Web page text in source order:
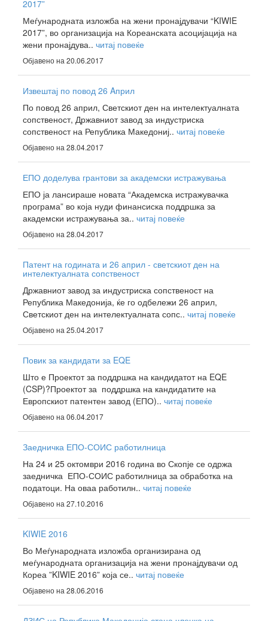
2017”
Меѓународната изложба на жени пронајдувачи “KIWIE
2017”, во организација на Кореанската асоцијација на
жени пронајдува.. читај повеќе
Објавено на 20.06.2017
Извештај по повод 26 Aприл
По повод 26 април, Светскиот ден на интелектуалната
сопственост, Државниот завод за индустриска
сопственост на Република Македониј.. читај повеќе
Објавено на 28.04.2017
ЕПО доделува грантови за академски истражувања
ЕПО ја лансираше новата “Академска истражувачка
програма” во која нуди финансиска поддршка за
академски истражувања за.. читај повеќе
Објавено на 28.04.2017
Патент на годината и 26 април - светскиот ден на
интелектуалната сопственост
Државниот завод за индустриска сопственост на
Република Македонија, ќе го одбележи 26 април,
Светскиот ден на интелектуалната сопс.. читај повеќе
Објавено на 25.04.2017
Повик за кандидати за EQE
Што е Проектот за поддршка на кандидатот на EQE
(CSP)?Проектот за поддршка на кандидатите на
Европскиот патентен завод (ЕПО).. читај повеќе
Објавено на 06.04.2017
Заедничка ЕПО-СОИС работилница
На 24 и 25 октомври 2016 година во Скопје се одржа
заедничка ЕПО-СОИС работилница за обработка на
податоци. На оваа работилн.. читај повеќе
Објавено на 27.10.2016
KIWIE 2016
Во Меѓународната изложба организирана од
меѓународната организација на жени пронајдувачи од
Кореа ”KIWIE 2016” која се.. читај повеќе
Објавено на 28.06.2016